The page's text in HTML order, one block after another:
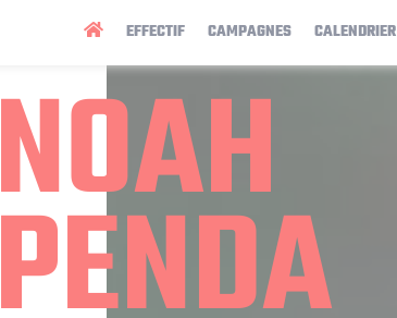
EFFECTIF CAMPAGNES CALENDRIER
NOAH
PENDA